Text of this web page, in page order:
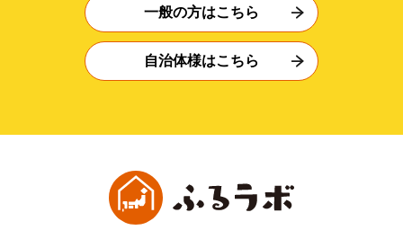
一般の方はこちら
自治体様はこちら